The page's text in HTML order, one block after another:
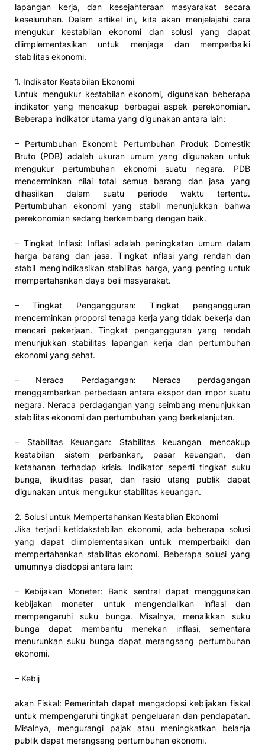
lapangan kerja, dan kesejahteraan masyarakat secara
keseluruhan. Dalam artikel ini, kita akan menjelajahi cara
mengukur kestabilan ekonomi dan solusi yang dapat
diimplementasikan untuk menjaga dan memperbaiki
stabilitas ekonomi.
1. Indikator Kestabilan Ekonomi
Untuk mengukur kestabilan ekonomi, digunakan beberapa
indikator yang mencakup berbagai aspek perekonomian.
Beberapa indikator utama yang digunakan antara lain:
– Pertumbuhan Ekonomi: Pertumbuhan Produk Domestik
Bruto (PDB) adalah ukuran umum yang digunakan untuk
mengukur pertumbuhan ekonomi suatu negara. PDB
mencerminkan nilai total semua barang dan jasa yang
dihasilkan dalam suatu periode waktu tertentu.
Pertumbuhan ekonomi yang stabil menunjukkan bahwa
perekonomian sedang berkembang dengan baik.
– Tingkat Inflasi: Inflasi adalah peningkatan umum dalam
harga barang dan jasa. Tingkat inflasi yang rendah dan
stabil mengindikasikan stabilitas harga, yang penting untuk
mempertahankan daya beli masyarakat.
– Tingkat Pengangguran: Tingkat pengangguran
mencerminkan proporsi tenaga kerja yang tidak bekerja dan
mencari pekerjaan. Tingkat pengangguran yang rendah
menunjukkan stabilitas lapangan kerja dan pertumbuhan
ekonomi yang sehat.
– Neraca Perdagangan: Neraca perdagangan
menggambarkan perbedaan antara ekspor dan impor suatu
negara. Neraca perdagangan yang seimbang menunjukkan
stabilitas ekonomi dan pertumbuhan yang berkelanjutan.
– Stabilitas Keuangan: Stabilitas keuangan mencakup
kestabilan sistem perbankan, pasar keuangan, dan
ketahanan terhadap krisis. Indikator seperti tingkat suku
bunga, likuiditas pasar, dan rasio utang publik dapat
digunakan untuk mengukur stabilitas keuangan.
2. Solusi untuk Mempertahankan Kestabilan Ekonomi
Jika terjadi ketidakstabilan ekonomi, ada beberapa solusi
yang dapat diimplementasikan untuk memperbaiki dan
mempertahankan stabilitas ekonomi. Beberapa solusi yang
umumnya diadopsi antara lain:
– Kebijakan Moneter: Bank sentral dapat menggunakan
kebijakan moneter untuk mengendalikan inflasi dan
mempengaruhi suku bunga. Misalnya, menaikkan suku
bunga dapat membantu menekan inflasi, sementara
menurunkan suku bunga dapat merangsang pertumbuhan
ekonomi.
– Kebij
akan Fiskal: Pemerintah dapat mengadopsi kebijakan fiskal
untuk mempengaruhi tingkat pengeluaran dan pendapatan.
Misalnya, mengurangi pajak atau meningkatkan belanja
publik dapat merangsang pertumbuhan ekonomi.